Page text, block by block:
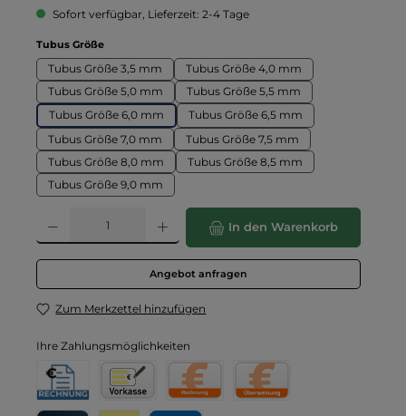
Sofort verfügbar, Lieferzeit: 2-4 Tage
Tubus Größeauswählen
Tubus Größe 3,5 mm
Tubus Größe 4,0 mm
Tubus Größe 5,0 mm
Tubus Größe 5,5 mm
Tubus Größe 6,0 mm
Tubus Größe 6,5 mm
Tubus Größe 7,0 mm
Tubus Größe 7,5 mm
Tubus Größe 8,0 mm
Tubus Größe 8,5 mm
Tubus Größe 9,0 mm
Produkt Anzahl: Gib den gewünschten Wert ein oder benutze die
In den Warenkorb
Angebot anfragen
Zum Merkzettel hinzufügen
Ihre Zahlungsmöglichkeiten
Rechnung
Rechnung für Behörden
Vorkasse